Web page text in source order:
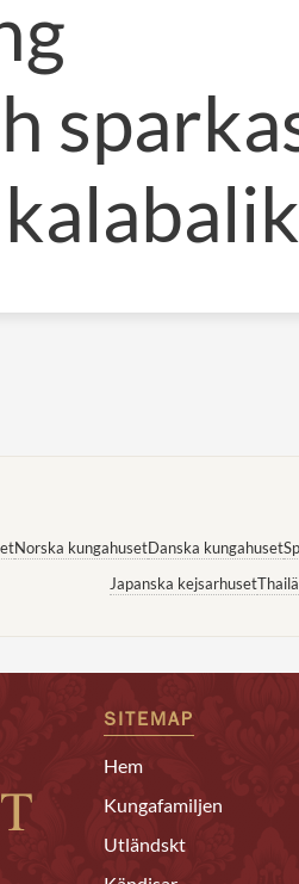
Norska kungahusetDanska kungahuset
Japanska kejsarhuset
SITEMAP
Hem
Kungafamiljen
Utländskt